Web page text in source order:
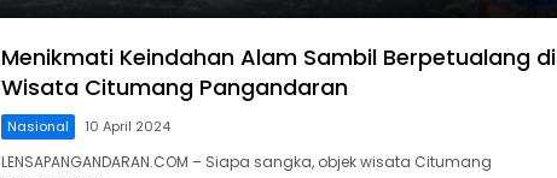
Menikmati Keindahan Alam Sambil Berpetualang di
Wisata Citumang Pangandaran
Nasional 10 April 2024
LENSAPANGANDARAN.COM – Siapa sangka, objek wisata Citumang